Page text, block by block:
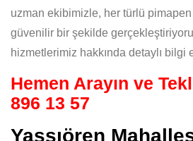
uzman ekibimizle, her türlü pimapen
güvenilir bir şekilde
hizmetlerimiz hakkında detaylı bilgi
Hemen Arayın ve
896 13 57
Yassıören